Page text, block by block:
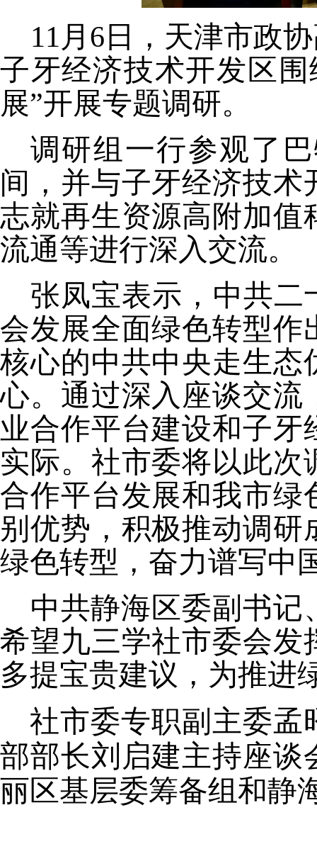
11月6日，天津市政
子牙经济技术开发区围
展”开展专题调研。
调研组 一行参观了
间，并与子牙经济技术
志就再生资源高附加值
流通等进行深入交流。
张凤宝表示，中共二
会发展全面绿色转型
核心的中共中央走生态
心。通过深入座谈交流
业合作平台建设和子牙
实际。社市委将以此
合作平台发展和我市绿
别优势，积极推动调
绿色转型，奋力谱写中
中共静海区委副书记
希望九三学社市委会发
多提宝贵建议，为推进
社市委专职副主委孟
部部长刘启建主持座谈
丽区基层委筹备组和静